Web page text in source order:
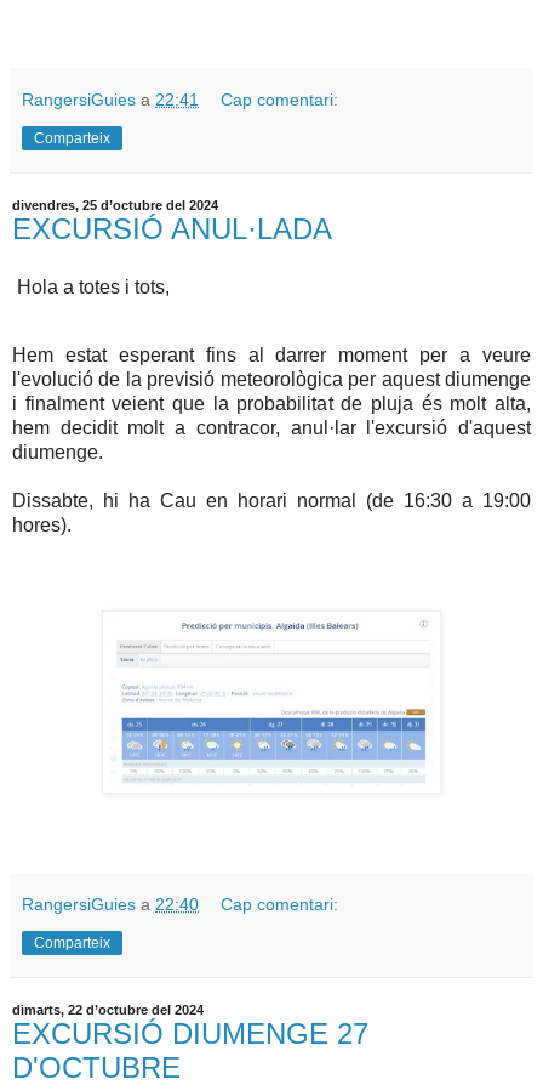
RangersiGuies a 22:41 Cap comentari:
Comparteix
divendres, 25 d’octubre del 2024
EXCURSIÓ ANUL·LADA
Hola a totes i tots,
Hem estat esperant fins al darrer moment per a veure
l'evolució de la previsió meteorològica per aquest diumenge
i finalment veient que la probabilitat de pluja és molt alta,
hem decidit molt a contracor, anul·lar l'excursió d'aquest
diumenge.
Dissabte, hi ha Cau en horari normal (de 16:30 a 19:00
hores).
RangersiGuies a 22:40 Cap comentari:
Comparteix
dimarts, 22 d’octubre del 2024
EXCURSIÓ DIUMENGE 27
D'OCTUBRE